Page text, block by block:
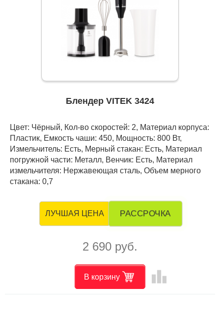
Блендер VITEK 3424
Цвет: Чёрный, Кол-во скоростей: 2, Материал корпуса:
Пластик, Емкость чаши: 450, Мощность: 800 Вт,
Измельчитель: Есть, Мерный стакан: Есть, Материал
погружной части: Металл, Венчик: Есть, Материал
измельчителя: Нержавеющая сталь, Объем мерного
стакана: 0,7
ЛУЧШАЯ ЦЕНА РАССРОЧКА
2 690 руб.
В корзину leaderboard